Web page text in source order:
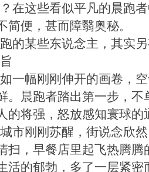
在这些看似平凡的晨跑
简便，甚而障翳奥秘。
的某些东说念主，其实
一幅刚刚伸开的画卷，
。晨跑者踏出第一步，不
的将强，怒放感知寰球的
市刚刚苏醒，街说念欣
扫，早餐店里起飞热腾腾
活的郁勃，多了一层紧密